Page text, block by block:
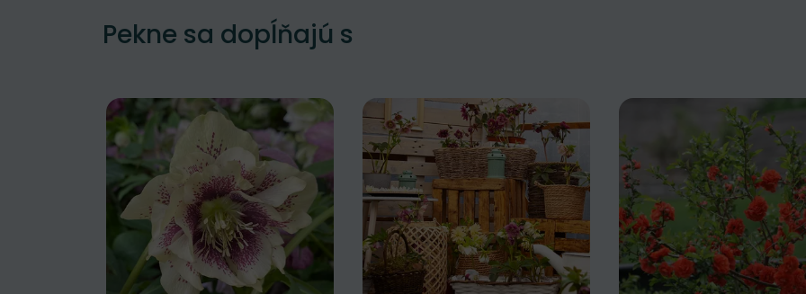
Pekne sa dopĺňajú s